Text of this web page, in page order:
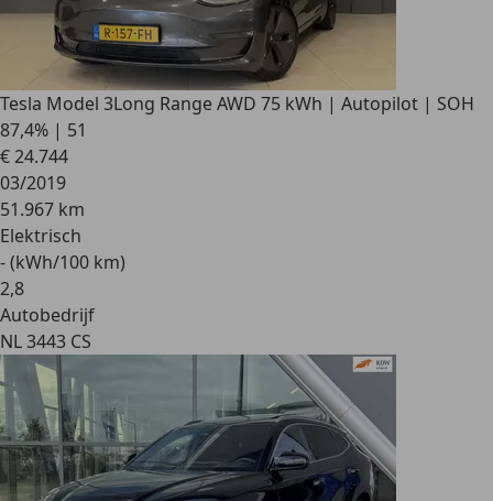
Tesla Model 3Long Range AWD 75 kWh | Autopilot | SOH
87,4% | 51
€ 24.744
03/2019
51.967 km
Elektrisch
- (kWh/100 km)
2,8
Autobedrijf
NL 3443 CS